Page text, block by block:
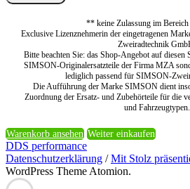
** keine Zulassung im
Exclusive Lizenznehmerin der eingetragenen
Zweiradtechnik
Bitte beachten Sie: das Shop-Angebot auf diesen
SIMSON-Originalersatzteile der Firma MZA
lediglich passend für SIMSON-
Die Aufführung der Marke SIMSON dient
Zuordnung der Ersatz- und Zubehörteile für die
und Fahrzeugtypen.
Warenkorb ansehen Weiter einkaufen
DDS performance
Datenschutzerklärung /Mit Stolz
WordPress Theme Atomion.